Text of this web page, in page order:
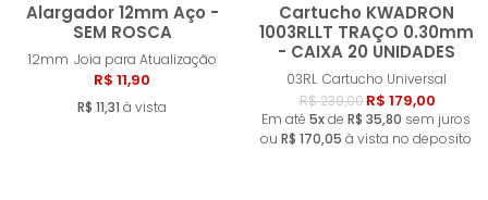
Alargador 12mm Aço -
SEM ROSCA
12mm Joia para Atualização
R$ 11,90
R$ 11,31 à vista
Comprar
Cartucho KWADRON
1003RLLT TRAÇO 0.30mm
- CAIXA 20 UNIDADES
03RL Cartucho Universal
R$ 239,00 R$ 179,00
Em até 5xde R$ 35,80 sem juros
ou R$ 170,05 à vista no deposito